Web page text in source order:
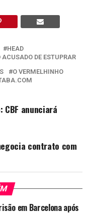
HEAD
DE ESTUPRAR
O VERMELHINHO
CBF anunciará
contrato com
em Barcelona após